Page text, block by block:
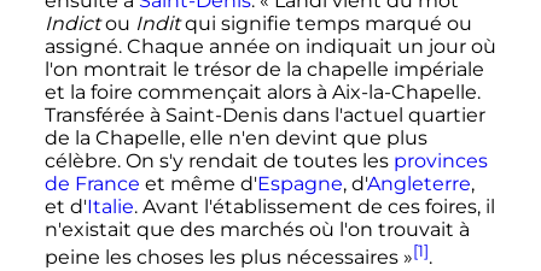
Indictou Inditqui signifie temps marqué ou
assigné. Chaque année on indiquait un jour où
l'on montrait le trésor de la chapelle impériale
et la foire commençait alors à Aix-la-Chapelle.
Transférée à Saint-Denis dans l'actuel quartier
de la Chapelle, elle n'en devint que plus
célèbre. On s'y rendait de toutes les provinces
de France et même d'Espagne, d'Angleterre,
et d'Italie. Avant l'établissement de ces foires, il
n'existait que des marchés où l'on trouvait à
peine les choses les plus nécessaires »[1].